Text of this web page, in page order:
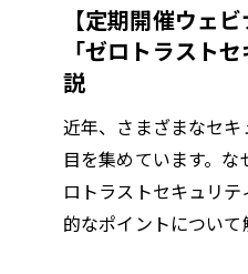
【定期開催ウェビ
「ゼロトラスト
説
近年、さまざまなセ
目を集めています。
ロトラストセキュリ
的なポイントについて